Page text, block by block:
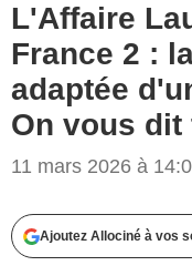
L'Affaire
France 2 :
adaptée
On vous dit
11 mars 2026 à
Ajoutez Allociné à vos